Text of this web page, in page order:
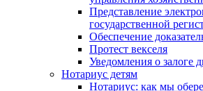
Представление
государственной
Обеспечение
Протест векселя
Уведомления о залоге
Нотариус детям
Нотариус: как мы